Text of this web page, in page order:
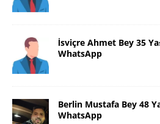
İsviçre Ahmet Bey 35
WhatsApp
Berlin Mustafa Bey 48
WhatsApp